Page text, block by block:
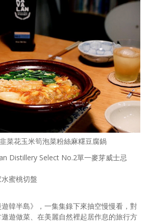
菜花玉米筍泡菜粉絲麻糬豆腐鍋
Distillery Select No.2單一麥芽威士忌
蜜桃切盤
韓半島》，一集集錄下來抽空慢慢看，對
遊做菜、在美麗自然裡起居作息的旅行方